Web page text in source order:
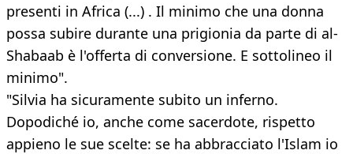
presenti in Africa (...) . Il minimo che una donna
possa subire durante una prigionia da parte di al-
Shabaab è l'offerta di conversione. E sottolineo il
minimo".
"Silvia ha sicuramente subito un inferno.
Dopodiché io, anche come sacerdote, rispetto
appieno le sue scelte: se ha abbracciato l'Islam io